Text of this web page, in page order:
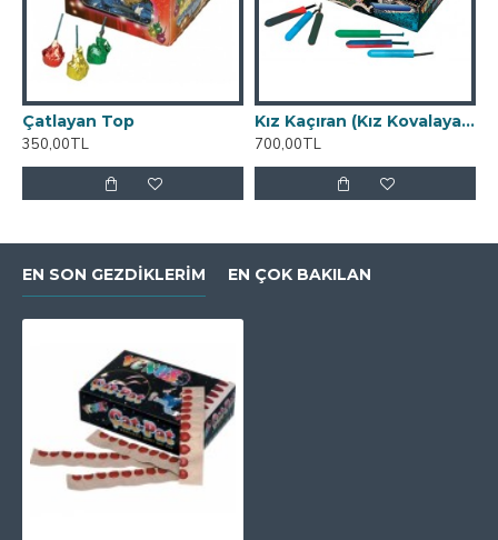
Çatlayan Top
350,00TL
Kız Kaçıran (Kız Kovalayan)
700,00TL
EN SON GEZDIKLERIM EN ÇOK BAKILAN